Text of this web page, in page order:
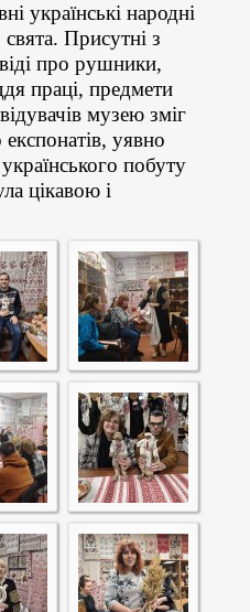
українські народні
Присутні з
про рушники,
праці, предмети
музею зміг
уявно
побуту
цікавою і